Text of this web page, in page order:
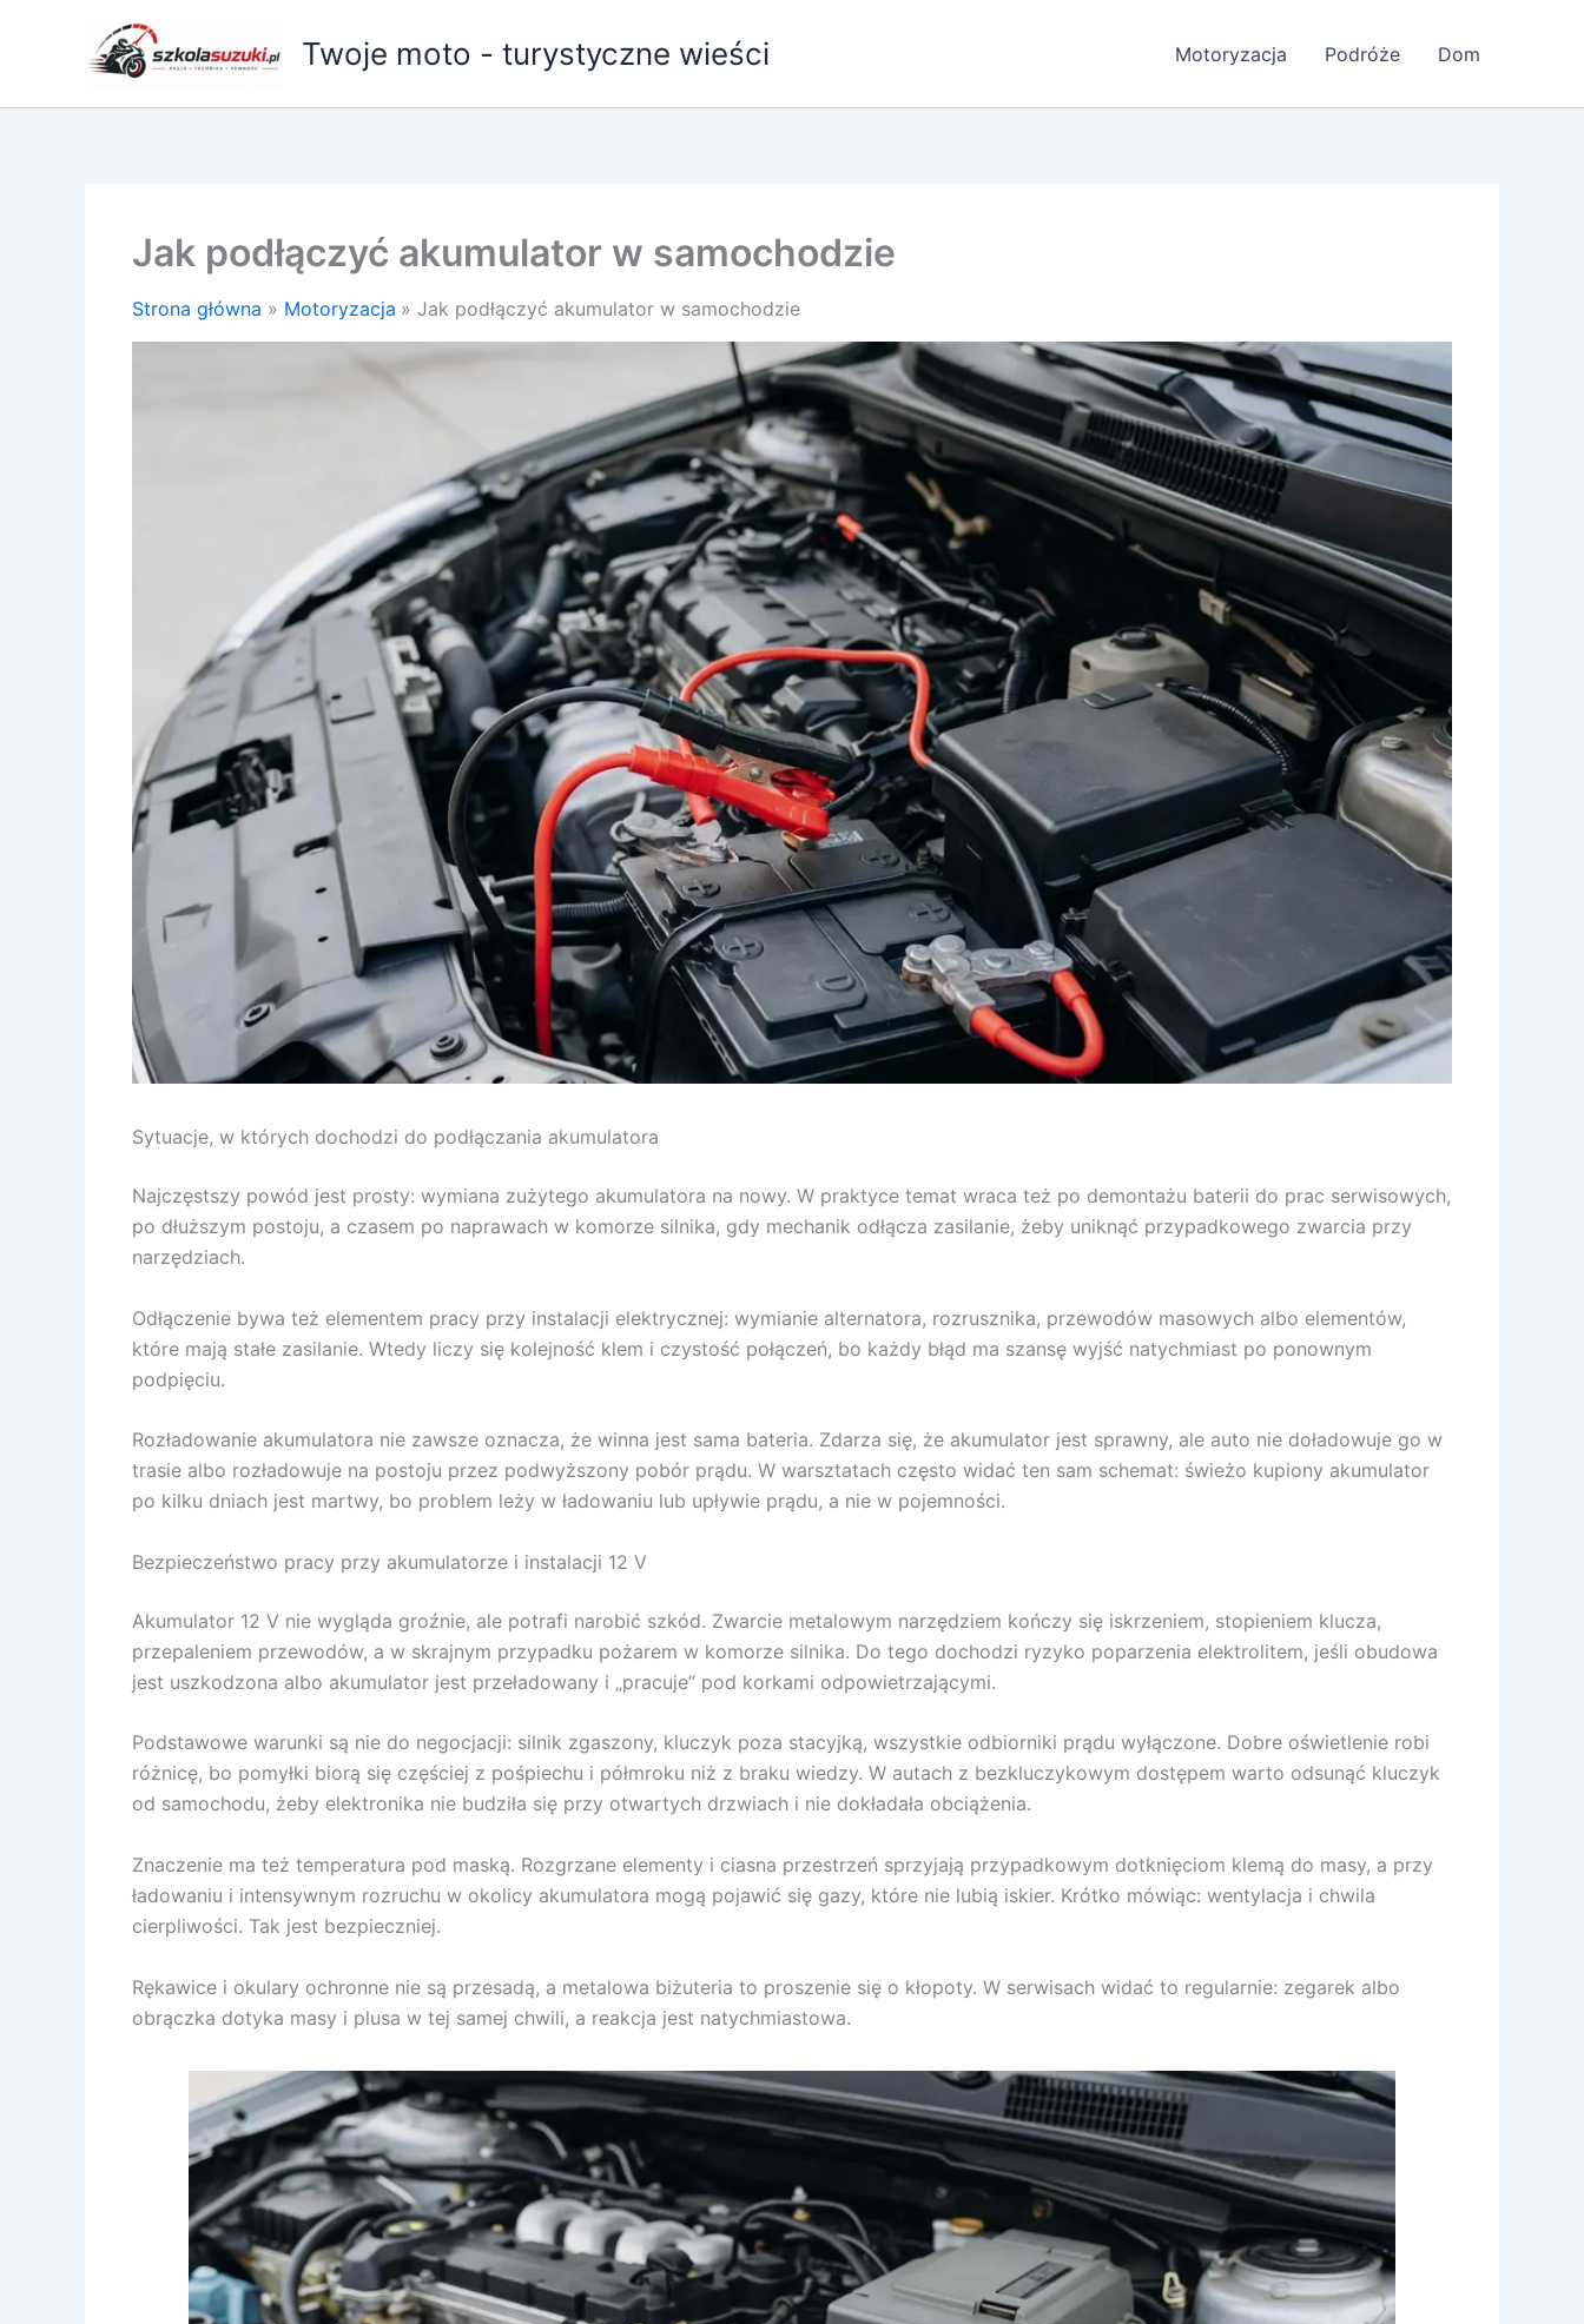
Twoje moto - turystyczne wieści Motoryzacja Podróże Dom
Jak podłączyć akumulator w samochodzie
Strona główna Motoryzacja Jak podłączyć akumulator w samochodzie
Sytuacje, w których dochodzi do podłączania akumulatora
Najczęstszy powód jest prosty: wymiana zużytego akumulatora na nowy. W praktyce temat wraca też po demontażu baterii do prac serwisowych,
po dłuższym postoju, a czasem po naprawach w komorze silnika, gdy mechanik odłącza zasilanie, żeby uniknąć przypadkowego zwarcia przy
narzędziach.
Odłączenie bywa też elementem pracy przy instalacji elektrycznej: wymianie alternatora, rozrusznika, przewodów masowych albo elementów,
które mają stałe zasilanie. Wtedy liczy się kolejność klem i czystość połączeń, bo każdy błąd ma szansę wyjść natychmiast po ponownym
podpięciu.
Rozładowanie akumulatora nie zawsze oznacza, że winna jest sama bateria. Zdarza się, że akumulator jest sprawny, ale auto nie doładowuje go w
trasie albo rozładowuje na postoju przez podwyższony pobór prądu. W warsztatach często widać ten sam schemat: świeżo kupiony akumulator
po kilku dniach jest martwy, bo problem leży w ładowaniu lub upływie prądu, a nie w pojemności.
Bezpieczeństwo pracy przy akumulatorze i instalacji 12 V
Akumulator 12 V nie wygląda groźnie, ale potrafi narobić szkód. Zwarcie metalowym narzędziem kończy się iskrzeniem, stopieniem klucza,
przepaleniem przewodów, a w skrajnym przypadku pożarem w komorze silnika. Do tego dochodzi ryzyko poparzenia elektrolitem, jeśli obudowa
jest uszkodzona albo akumulator jest przeładowany i „pracuje” pod korkami odpowietrzającymi.
Podstawowe warunki są nie do negocjacji: silnik zgaszony, kluczyk poza stacyjką, wszystkie odbiorniki prądu wyłączone. Dobre oświetlenie robi
różnicę, bo pomyłki biorą się częściej z pośpiechu i półmroku niż z braku wiedzy. W autach z bezkluczykowym dostępem warto odsunąć kluczyk
od samochodu, żeby elektronika nie budziła się przy otwartych drzwiach i nie dokładała obciążenia.
Znaczenie ma też temperatura pod maską. Rozgrzane elementy i ciasna przestrzeń sprzyjają przypadkowym dotknięciom klemą do masy, a przy
ładowaniu i intensywnym rozruchu w okolicy akumulatora mogą pojawić się gazy, które nie lubią iskier. Krótko mówiąc: wentylacja i chwila
cierpliwości. Tak jest bezpieczniej.
Rękawice i okulary ochronne nie są przesadą, a metalowa biżuteria to proszenie się o kłopoty. W serwisach widać to regularnie: zegarek albo
obrączka dotyka masy i plusa w tej samej chwili, a reakcja jest natychmiastowa.